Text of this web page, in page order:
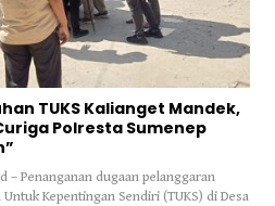
TUKS Kalianget Mandek,
Curiga Polresta Sumenep
– Penanganan dugaan pelanggaran
Kepentingan Sendiri (TUKS) di Desa